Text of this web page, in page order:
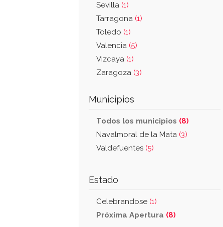
Sevilla (1)
Tarragona (1)
Toledo (1)
Valencia (5)
Vizcaya (1)
Zaragoza (3)
Municipios
Todos los municipios (8)
Navalmoral de la Mata (3)
Valdefuentes (5)
Estado
Celebrandose (1)
Próxima Apertura (8)